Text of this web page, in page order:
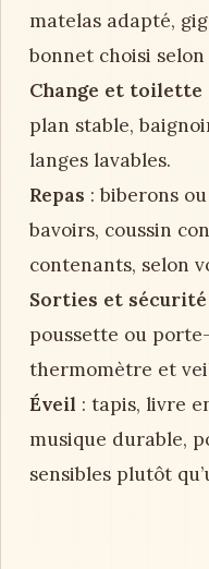
matelas adapté,
bonnet choisi selon
Change et toilette
plan stable,
langes lavables.
Repas : biberons
bavoirs, coussin
contenants, selon
Sorties et sécurité
poussette ou
thermomètre et
Éveil : tapis, livre
musique durable,
sensibles plutôt